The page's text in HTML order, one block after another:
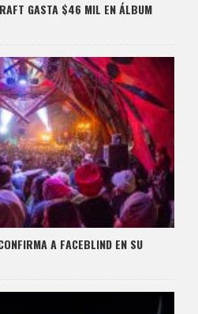
GASTA $46 MIL EN ÁLBUM
A FACEBLIND EN SU